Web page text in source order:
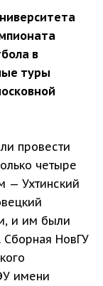
в
туры
провести
четыре
— Ухтинский
и им были
Сборная НовГУ
имени